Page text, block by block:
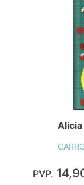
Alicia
PVP.